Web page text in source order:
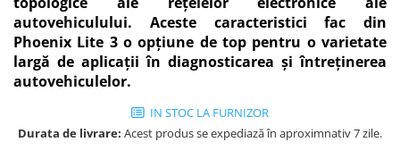
autovehiculului. Aceste caracteristici fac din
Phoenix Lite 3 o opțiune de top pentru o varietate
largă de aplicații în diagnosticarea și întreținerea
autovehiculelor.
IN STOC LA FURNIZOR
Durata de livrare: Acest produs se expediază în aproximnativ 7 zile.